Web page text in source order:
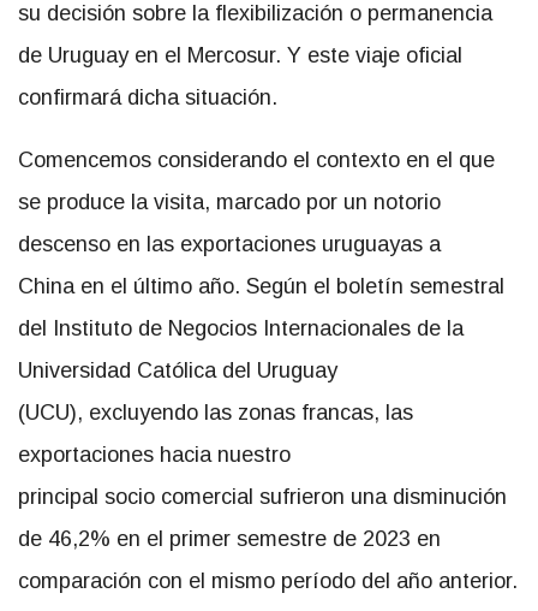
su decisión sobre la flexibilización o permanencia
de Uruguay en el Mercosur. Y este viaje oficial
confirmará dicha situación.
Comencemos considerando el contexto en el que
se produce la visita, marcado por un notorio
descenso en las exportaciones uruguayas a
China en el último año. Según el boletín semestral
del Instituto de Negocios Internacionales de la
Universidad Católica del Uruguay
(UCU), excluyendo las zonas francas, las
exportaciones hacia nuestro
principal socio comercial sufrieron una disminución
de 46,2% en el primer semestre de 2023 en
comparación con el mismo período del año anterior.